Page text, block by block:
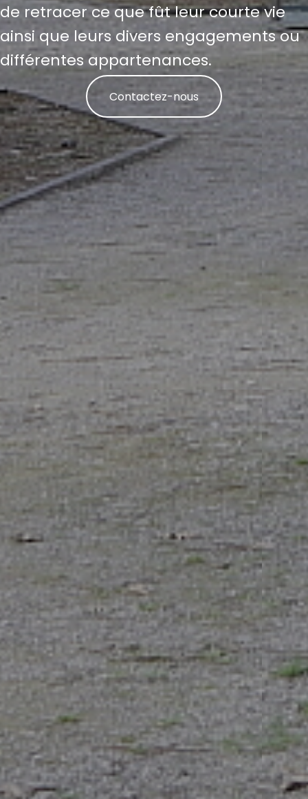
de retracer ce que fût leur courte vie
ainsi que leurs divers engagements ou
différentes appartenances.
Contactez-nous